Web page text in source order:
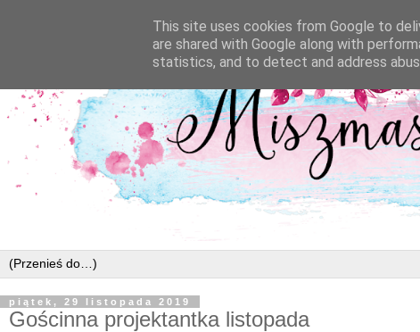
piątek, 29 listopada 2019
Gościnna projektantka listopada
This site uses cookies from Google to
are shared with Google along with
statistics, and to detect and address